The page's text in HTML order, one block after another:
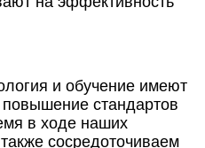
и обучение имеют
стандартов
в ходе наших
сосредоточиваем